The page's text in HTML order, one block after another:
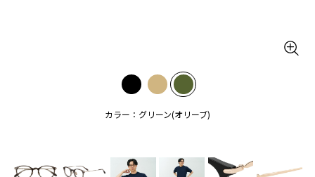
カラー：グリーン(オリーブ)